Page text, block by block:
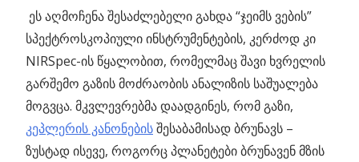
ეს აღმოჩენა შესაძლებელი გახდა “ჯეიმს ვების”
სპექტროსკოპიული ინსტრუმენტების, კერძოდ კი
NIRSpec-ის წყალობით, რომელმაც შავი ხვრელის
გარშემო გაზის მოძრაობის ანალიზის საშუალება
მოგვცა. მკვლევრებმა დაადგინეს, რომ გაზი,
კეპლერის კანონებისშესაბამისად ბრუნავს –
ზუსტად ისევე, როგორც პლანეტები ბრუნავენ მზის